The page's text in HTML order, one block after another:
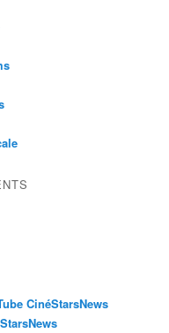
CinéStarsNews